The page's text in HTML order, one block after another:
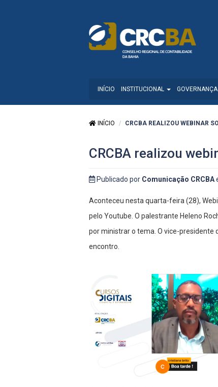
INÍCIO INSTITUCIONAL GOVERNANÇA
INÍCIO CRCBA REALIZOU WEBINAR
CRCBA realizou
Publicado por Comunicação CRCBA
Aconteceu nesta quarta-feira (28),
pelo Youtube. O palestrante Heleno
por ministrar o tema. O vice-presidente
encontro.